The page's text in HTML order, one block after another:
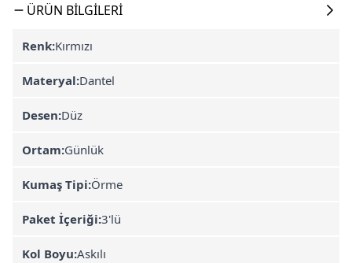
ÜRÜN BILGILERI
Renk:Kırmızı
Materyal:Dantel
Desen:Düz
Ortam:Günlük
Kumaş Tipi:Örme
Paket İçeriği:3'lü
Kol Boyu:Askılı